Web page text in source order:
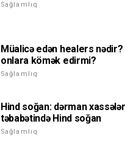
Sağlamlıq
Müalicə edən healers
onlara kömək edirmi?
Sağlamlıq
Hind soğan: dərman
təbabətində Hind soğan
Sağlamlıq